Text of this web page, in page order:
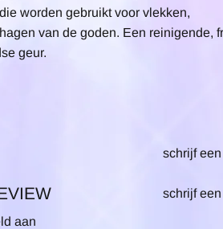
worden gebruikt voor vlekken,
van de goden. Een reinigende,
geur.
schrijf
schrijf
aan